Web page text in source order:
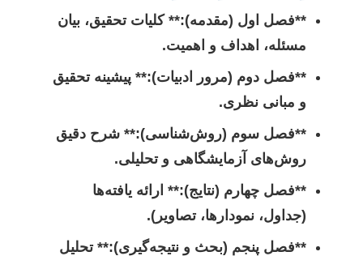
**فصل اول (مقدمه):** کلیات تحقیق، بیان
مسئله، اهداف و اهمیت.
**فصل دوم (مرور ادبیات):** پیشینه تحقیق
و مبانی نظری.
**فصل سوم (روش‌شناسی):** شرح دقیق
روش‌های آزمایشگاهی و تحلیلی.
**فصل چهارم (نتایج):** ارائه یافته‌ها
(جداول، نمودارها، تصاویر).
**فصل پنجم (بحث و نتیجه‌گیری):** تحلیل